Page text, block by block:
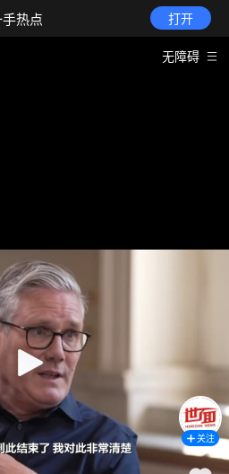
手热点 打开
无障碍
关注